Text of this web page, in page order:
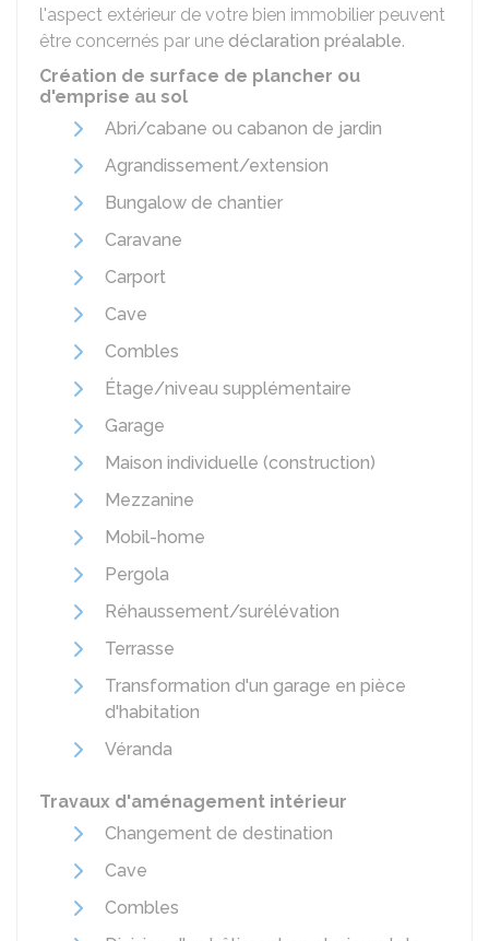
l'aspect extérieur de votre bien immobilier peuvent
être concernés par une déclaration préalable.
Création de surface de plancher ou
d'emprise au sol
Abri/cabane ou cabanon de jardin
Agrandissement/extension
Bungalow de chantier
Caravane
Carport
Cave
Combles
Étage/niveau supplémentaire
Garage
Maison individuelle (construction)
Mezzanine
Mobil-home
Pergola
Réhaussement/surélévation
Terrasse
Transformation d'un garage en pièce
d'habitation
Véranda
Travaux d'aménagement intérieur
Changement de destination
Cave
Combles